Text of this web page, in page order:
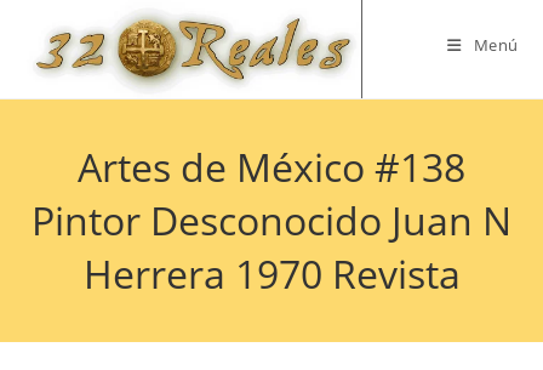
contenido
Menú
Artes de México #138
Pintor Desconocido Juan N
Herrera 1970 Revista